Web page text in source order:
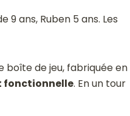
9 ans, Ruben 5 ans. Les
boîte de jeu, fabriquée en
. En un tour